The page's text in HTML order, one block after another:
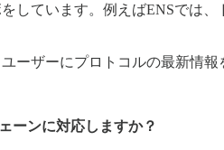
をしています。例えばENSで
ーザーにプロトコルの最新情
ーンに対応しますか？